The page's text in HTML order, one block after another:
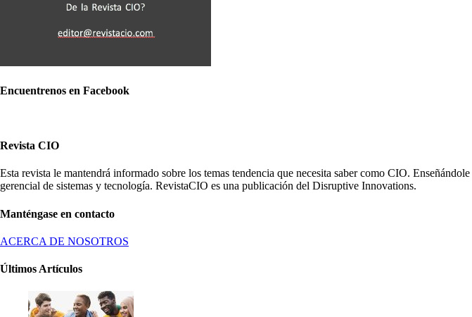
Encuentrenos en Facebook
Revista CIO
Esta revista le mantendrá informado sobre los temas tendencia que necesita saber como CIO.
gerencial de sistemas y tecnología. RevistaCIO es una publicación del Disruptive Innovations.
Manténgase en contacto
ACERCA DE NOSOTROS
Últimos Artículos